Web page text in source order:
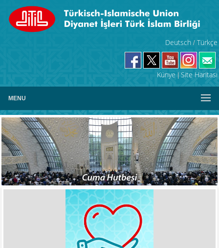
Deutsch / Türkçe
Künye Site Haritası
MENU